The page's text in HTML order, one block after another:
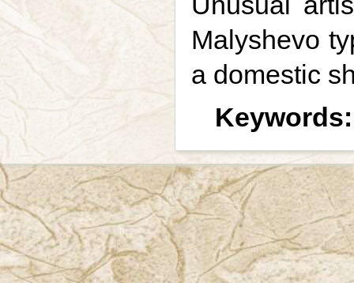
Malyshevo
a domestic
Keywords: